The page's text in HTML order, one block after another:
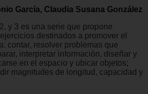
García, Claudia Susana González
y 3 es una serie que propone
destinados a promover el
contar, resolver problemas que
interpretar información, diseñar y
en el espacio y ubicar objetos;
magnitudes de longitud, capacidad y